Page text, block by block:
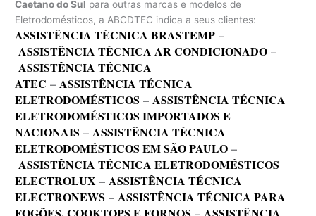
Caetano do Sul para outras marcas e modelos de
Eletrodomésticos, a ABCDTEC indica a seus clientes:
ASSISTÊNCIA TÉCNICA BRASTEMP –
ASSISTÊNCIA TÉCNICA AR CONDICIONADO –
ASSISTÊNCIA TÉCNICA
ATEC –ASSISTÊNCIA TÉCNICA
ELETRODOMÉSTICOS –ASSISTÊNCIA TÉCNICA
ELETRODOMÉSTICOS IMPORTADOS E
NACIONAIS –ASSISTÊNCIA TÉCNICA
ELETRODOMÉSTICOS EM SÃO PAULO –
ASSISTÊNCIA TÉCNICA ELETRODOMÉSTICOS
ELECTROLUX –ASSISTÊNCIA TÉCNICA
ELECTRONEWS –ASSISTÊNCIA TÉCNICA PARA
FOGÕES, COOKTOPS E FORNOS –ASSISTÊNCIA